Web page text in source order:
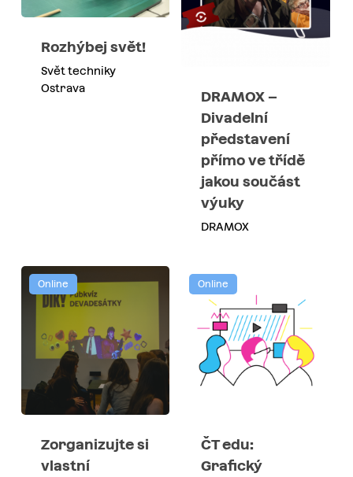
Rozhýbej svět!
Svět techniky
Ostrava
DRAMOX –
Divadelní
představení
přímo ve třídě
jakou součást
výuky
DRAMOX
Online
Zorganizujte si
vlastní
Online
ČT edu:
Grafický